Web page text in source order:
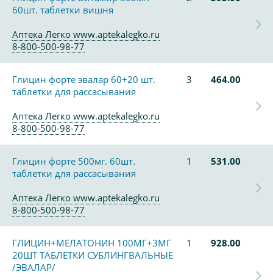
60шт. таблетки вишня
Аптека Легко www.aptekalegko.ru
8-800-500-98-77
Глицин форте эвалар 60+20 шт.
таблетки для рассасывания
3 464.00
Аптека Легко www.aptekalegko.ru
8-800-500-98-77
Глицин форте 500мг. 60шт.
таблетки для рассасывания
1 531.00
Аптека Легко www.aptekalegko.ru
8-800-500-98-77
ГЛИЦИН+МЕЛАТОНИН 100МГ+3МГ
20ШТ ТАБЛЕТКИ СУБЛИНГВАЛЬНЫЕ
/ЭВАЛАР/
1 928.00